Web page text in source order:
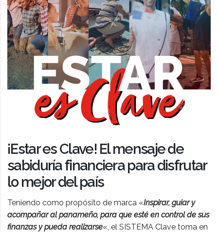
¡Estar es Clave! El mensaje de
sabiduría financiera para disfrutar
lo mejor del país
Teniendo como propósito de marca «Inspirar, guiar y
acompañar al panameño, para que esté en control de sus
finanzas y pueda realizarse«, el SISTEMA Clave toma en